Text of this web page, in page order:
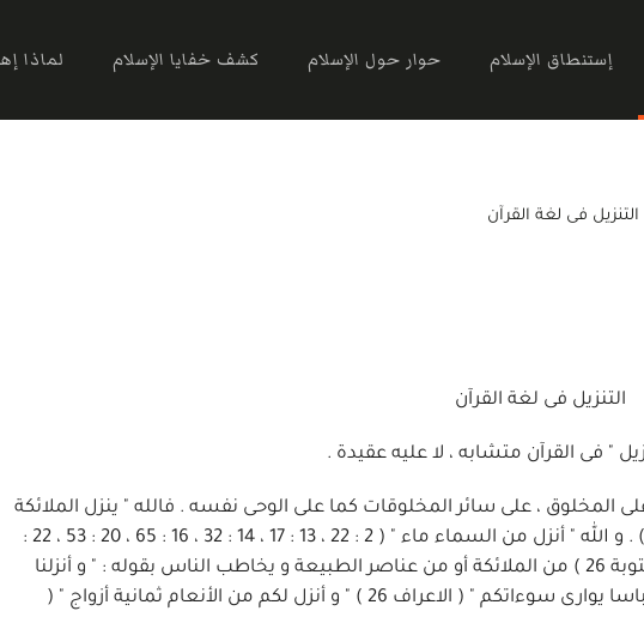
إستنطاق الإسلام حوار حول الإسلام كشف خفايا الإسلام لماذا
التنزيل فى لغة القرآن
التنزيل فى لغة القرآن
" فى القرآن متشابه ، لا عليه عقيدة .
المخلوق ، على سائر المخلوقات كما على الوحى نفسه . فالله " ينزل الملائكة
، بالروح من أمره ، على من يشاء من عباده " ( النحل 2 ) . و الله " أنزل من السماء ماء " ( 2 : 22 ، 13 : 17 ، 14 : 32 ، 16 : 65 ، 20 : 53 ، 22 :
63 ، 35 : 27 ، 39 : 21 ) . و الله " أنزل جنودا لم تروها " ( التوبة 26 ) من الملائكة أو من عناصر الطبيعة و يخاطب الناس بقوله : " و أنزلنا
عليكم المن " ( البقرة 57 ) . و يقول : " قد أنزلنا عليكم لباسا يوارى سوءاتكم " ( الاعراف 26 ) " و أنزل لكم من الأنعام ثمانية أزواج " (